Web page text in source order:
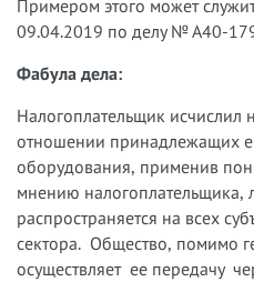
Примером этого может
09.04.2019 по делу № А40-
Фабула дела:
Налогоплательщик исчислил
отношении принадлежащих
оборудования, применив
мнению налогоплательщика,
распространяется на всех
сектора. Общество, помимо
осуществляет ее передачу